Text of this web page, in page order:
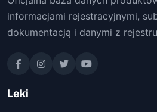
informacjami rejestracyjnymi,
dokumentacją i danymi z
Leki